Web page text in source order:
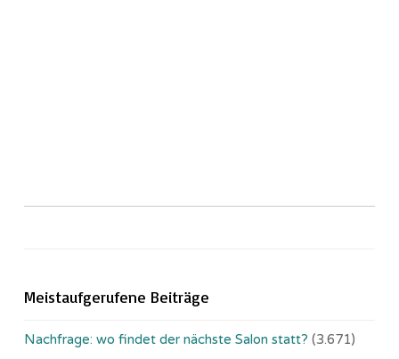
Meistaufgerufene Beiträge
Nachfrage: wo findet der nächste Salon statt? (3.671)